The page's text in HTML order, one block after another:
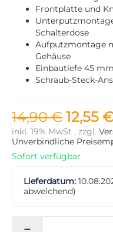
Frontplatte und
Schalterdose
Aufputzmontage
Gehäuse
Einbautiefe 45 mm
Schraub-Steck-
14,90 € 12,55 €
inkl. 19% MwSt , zzgl.
Unverbindliche
Sofort verfügbar
Lieferdatum:
abweichend)